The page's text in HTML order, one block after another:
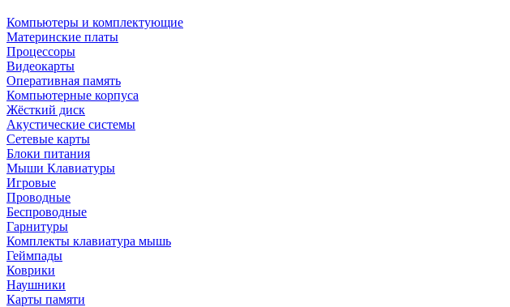
Компьютеры и комплектующие
Материнские платы
Процессоры
Видеокарты
Оперативная память
Компьютерные корпуса
Жёсткий диск
Акустические системы
Сетевые карты
Блоки питания
Мыши Клавиатуры
Игровые
Проводные
Беспроводные
Гарнитуры
Комплекты клавиатура мышь
Геймпады
Коврики
Наушники
Карты памяти